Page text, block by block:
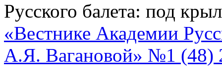
Русского балета: под
«Вестнике Академии
А.Я. Вагановой» №1 (48)